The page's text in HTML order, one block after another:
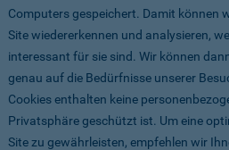
Computers gespeichert. Damit können
Site wiedererkennen und analysieren,
interessant für sie sind. Wir können
genau auf die Bedürfnisse unserer
Cookies enthalten keine
Privatsphäre geschützt ist. Um eine
Site zu gewährleisten, empfehlen wir